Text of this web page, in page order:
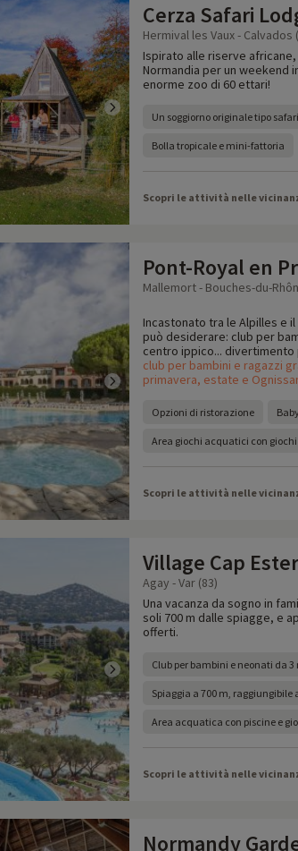
Cerza Safari
Hermival les Vaux - Calvados
Ispirato alle riserve
Normandia per un weekend
enorme zoo di 60 ettari!
Un soggiorno originale tipo safari
Bolla tropicale e mini-fattoria
Scopri le attività nelle
Pont-Royal en
Mallemort - Bouches-du-
Incastonato tra le Alpilles e
può desiderare: club per
centro ippico... divertimento
club per bambini e ragazzi
primavera, estate e
Opzioni di ristorazione
Area giochi acquatici con giochi
Scopri le attività nelle
Village Cap
Agay - Var (83)
Una vacanza da sogno in
soli 700 m dalle spiagge, e
offerti.
Club per bambini e neonati da 3
Spiaggia a 700 m, raggiungibile
Area acquatica con piscine e
Scopri le attività nelle
Normandy